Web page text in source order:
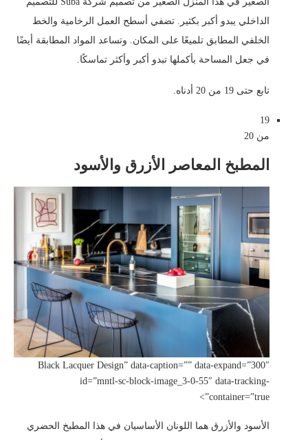
الداخلي يبدو أكبر بكثير. تضفي أسطح العمل الرخامية والخط
الخلفي المطابق تلميعًا على المكان. وتساعد المواد المطابقة أيضًا
في جعل المساحة بأكملها تبدو أكبر وأكثر تماسكًا.
تابع حتى 19 من 20 أدناه.
19
من 20
المطبخ المعاصر الأزرق والأسود
Black Lacquer Design” data-caption=”” data-expand=”300″
id=”mntl-sc-block-image_3-0-55″ data-tracking-
container=”true”>
الأسود والأزرق هما اللونان الأساسيان في هذا المطبخ الحضري